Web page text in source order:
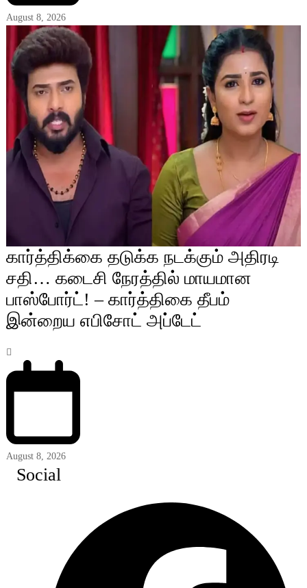
August 8, 2026
கார்த்திக்கை தடுக்க நடக்கும் அதிரடி
சதி… கடைசி நேரத்தில் மாயமான
பாஸ்போர்ட்! – கார்த்திகை தீபம்
இன்றைய எபிசோட் அப்டேட்
August 8, 2026
Social